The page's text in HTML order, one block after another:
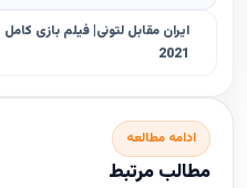
2021
ادامه مطالعه
مطالب مرتبط